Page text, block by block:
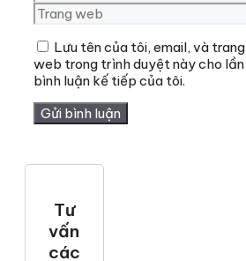
Trang
web
Lưu tên của tôi, email, và trang
web trong trình duyệt này cho lần
bình luận kế tiếp của tôi.
Tư
vấn
các